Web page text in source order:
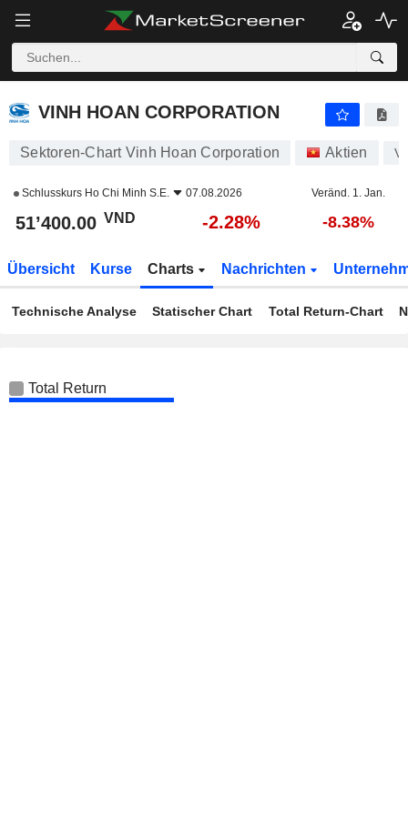
VINH HOAN CORPORATION
Sektoren-Chart Vinh Hoan Corporation Aktien
Schlusskurs Ho Chi Minh S.E. 07.08.2026 Veränd. 1. Jan.
51’400.00 VND -2.28% -8.38%
Übersicht Kurse Charts Nachrichten
Technische Analyse Statischer Chart Total Return-Chart
Total Return